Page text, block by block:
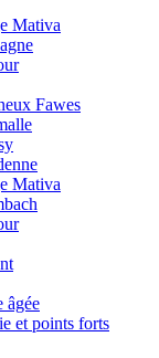
Mativa
Fawes
Mativa
âgée
et points forts